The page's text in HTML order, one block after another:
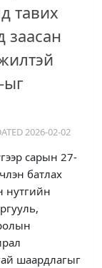
тавих
заасан
ыг
2026-02-02
сарын 27-
батлах
нутгийн
шаардлагыг